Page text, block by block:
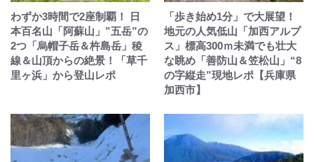
わずか3時間で2座制覇！ 日
本百名山「阿蘇山」”五岳”の
2つ「烏帽子岳＆杵島岳」稜
線＆山頂からの絶景！「草千
里ヶ浜」から登山レポ
「歩き始め1分」で大展望！
地元の人気低山「加西アルプ
ス」標高300ｍ未満でも壮大
な眺め「善防山＆笠松山」“8
の字縦走”現地レポ【兵庫県
加西市】